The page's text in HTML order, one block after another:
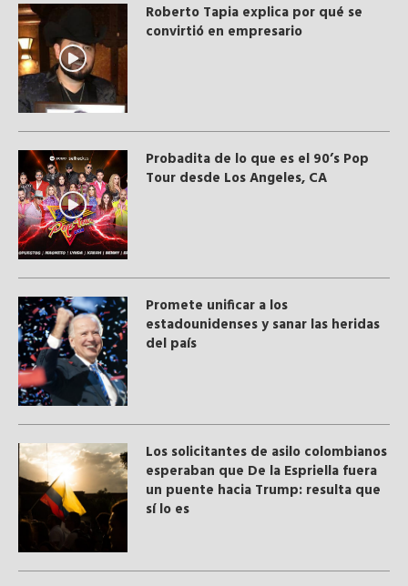
Roberto Tapia explica por qué se
convirtió en empresario
Probadita de lo que es el 90’s Pop
Tour desde Los Angeles, CA
Promete unificar a los
estadounidenses y sanar las heridas
del país
Los solicitantes de asilo colombianos
esperaban que De la Espriella fuera
un puente hacia Trump: resulta que
sí lo es